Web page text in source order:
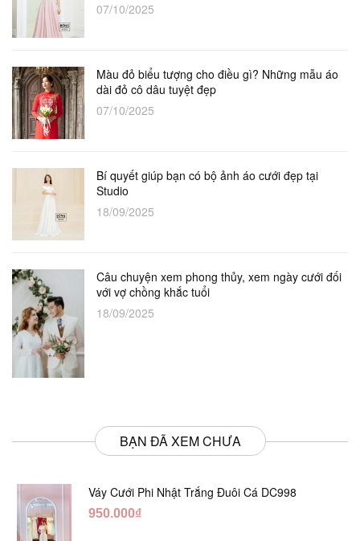
07/10/2025
Màu đỏ biểu tượng cho điều gì? Những mẫu áo
dài đỏ cô dâu tuyệt đẹp
07/10/2025
Bí quyết giúp bạn có bộ ảnh áo cưới đẹp tại
Studio
18/09/2025
Câu chuyện xem phong thủy, xem ngày cưới đối
với vợ chồng khắc tuổi
18/09/2025
BẠN ĐÃ XEM CHƯA
Váy Cưới Phi Nhật Trắng Đuôi Cá DC998
950.000₫